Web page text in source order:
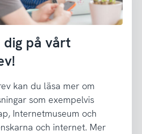
dig på vårt
kan du läsa mer om
som exempelvis
Internetmuseum och
och internet. Mer